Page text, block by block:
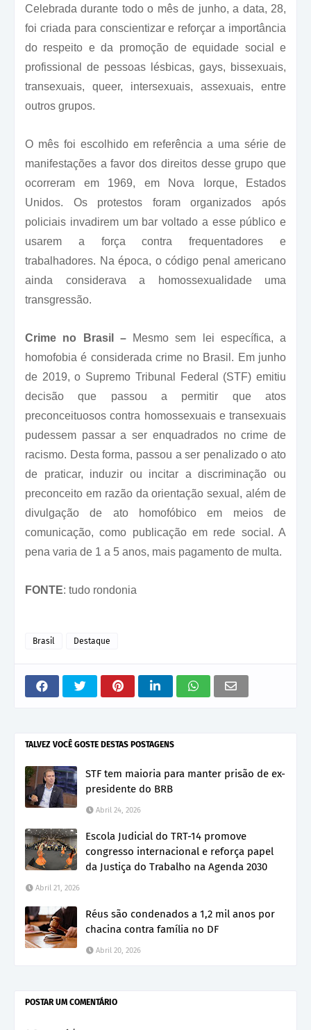
Celebrada durante todo o mês de junho, a data, 28,
foi criada para conscientizar e reforçar a importância
do respeito e da promoção de equidade social e
profissional de pessoas lésbicas, gays, bissexuais,
transexuais, queer, intersexuais, assexuais, entre
outros grupos.
O mês foi escolhido em referência a uma série de
manifestações a favor dos direitos desse grupo que
ocorreram em 1969, em Nova Iorque, Estados
Unidos. Os protestos foram organizados após
policiais invadirem um bar voltado a esse público e
usarem a força contra frequentadores e
trabalhadores. Na época, o código penal americano
ainda considerava a homossexualidade uma
transgressão.
Crime no Brasil –Mesmo sem lei específica, a
homofobia é considerada crime no Brasil. Em junho
de 2019, o Supremo Tribunal Federal (STF) emitiu
decisão que passou a permitir que atos
preconceituosos contra homossexuais e transexuais
pudessem passar a ser enquadrados no crime de
racismo. Desta forma, passou a ser penalizado o ato
de praticar, induzir ou incitar a discriminação ou
preconceito em razão da orientação sexual, além de
divulgação de ato homofóbico em meios de
comunicação, como publicação em rede social. A
pena varia de 1 a 5 anos, mais pagamento de multa.
FONTE: tudo rondonia
Brasil Destaque
TALVEZ VOCÊ GOSTE DESTAS POSTAGENS
STF tem maioria para manter prisão de ex-
presidente do BRB
Abril 24, 2026
Escola Judicial do TRT-14 promove
congresso internacional e reforça papel
da Justiça do Trabalho na Agenda 2030
Abril 21, 2026
Réus são condenados a 1,2 mil anos por
chacina contra família no DF
Abril 20, 2026
POSTAR UM COMENTÁRIO